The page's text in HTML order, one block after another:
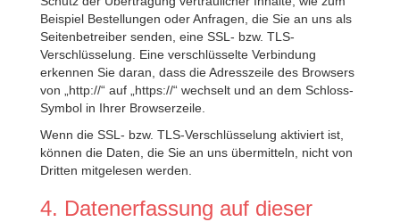
Beispiel Bestellungen oder Anfragen, die Sie an uns als
Seitenbetreiber senden, eine SSL- bzw. TLS-
Verschlüsselung. Eine verschlüsselte Verbindung
erkennen Sie daran, dass die Adresszeile des Browsers
von „http://“ auf „https://“ wechselt und an dem Schloss-
Symbol in Ihrer Browserzeile.
Wenn die SSL- bzw. TLS-Verschlüsselung aktiviert ist,
können die Daten, die Sie an uns übermitteln, nicht von
Dritten mitgelesen werden.
4. Datenerfassung auf dieser